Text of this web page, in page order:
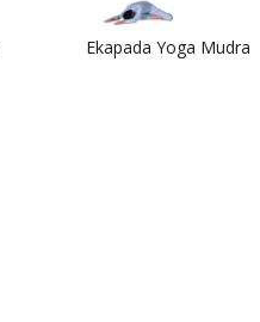
Ekapada Yoga Mudra